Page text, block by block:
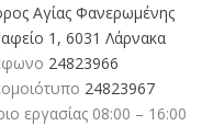
Αγίας Φανερωμένης
1, 6031 Λάρνακα
24823966
24823967
08:00 – 16:00